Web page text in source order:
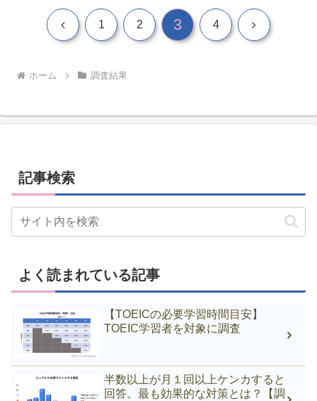
前 1 2 3 4 次
ホーム 調査結果
記事検索
よく読まれている記事
【TOEICの必要学習時間目安】
TOEIC学習者を対象に調査
半数以上が月１回以上ケンカすると
回答。最も効果的な対策とは？【調